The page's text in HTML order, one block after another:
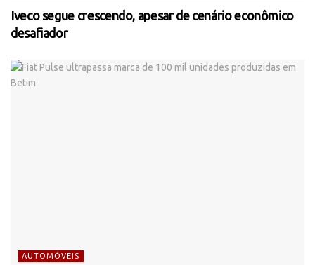
Iveco segue crescendo, apesar de cenário econômico
desafiador
AUTOMÓVEIS